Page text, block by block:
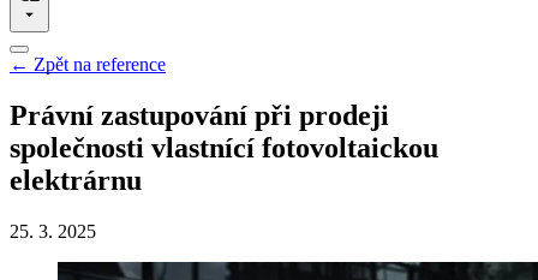
← Zpět na reference
Právní zastupování při prodeji
společnosti vlastnící fotovoltaickou
elektrárnu
25. 3. 2025